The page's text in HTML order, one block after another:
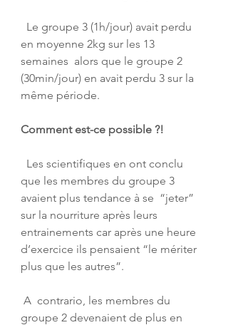
en moyenne 2kg sur les 13
semaines  alors que le groupe 2
(30min/jour) en avait perdu 3 sur la
même période.
Comment est-ce possible ?!
que les membres du groupe 3
avaient plus tendance à se  “jeter”
sur la nourriture après leurs
entrainements car après une heure
d’exercice ils pensaient “le mériter
plus que les autres”.
groupe 2 devenaient de plus en